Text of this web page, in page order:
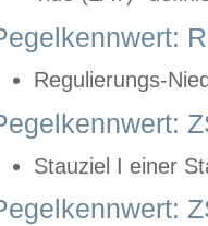
Regulierungs-
Stauziel I einer